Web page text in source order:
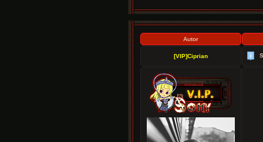
Autor
[VIP]Ciprian